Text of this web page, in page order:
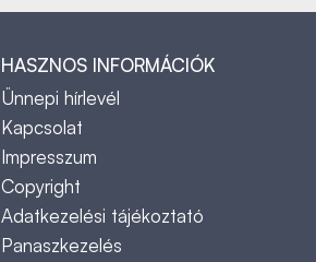
HASZNOS INFORMÁCIÓK
Ünnepi hírlevél
Kapcsolat
Impresszum
Copyright
Adatkezelési tájékoztató
Panaszkezelés